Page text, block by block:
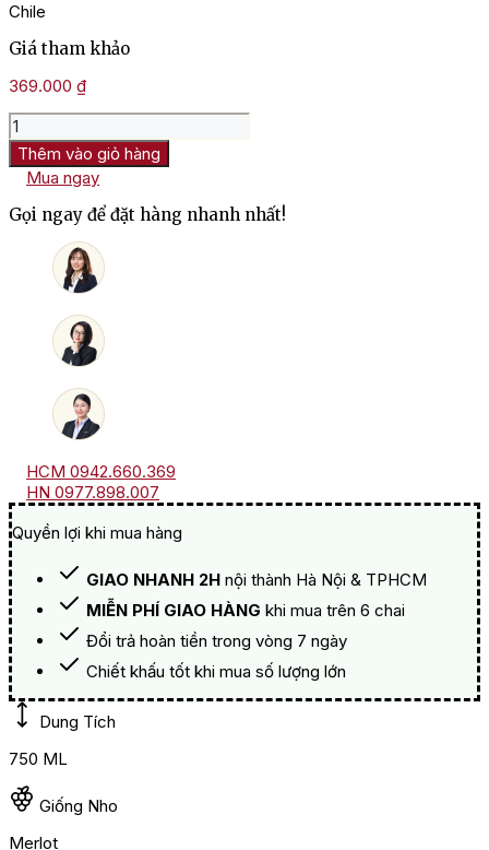
Chile
Giá tham khảo
369.000 ₫
Rượu
Vang
Chile
Santa
Rita
Tres
Medallas
Merlot
Thêm vào giỏ hàng
Mua ngay
Gọi ngay để đặt hàng nhanh nhất!
HCM 0942.660.369
HN 0977.898.007
Quyền lợi khi mua hàng
GIAO NHANH 2H nội thành Hà Nội & TPHCM
MIỄN PHÍ GIAO HÀNG khi mua trên 6 chai
Đổi trả hoàn tiền trong vòng 7 ngày
Chiết khấu tốt khi mua số lượng lớn
Dung Tích
750 ML
Giống Nho
Merlot